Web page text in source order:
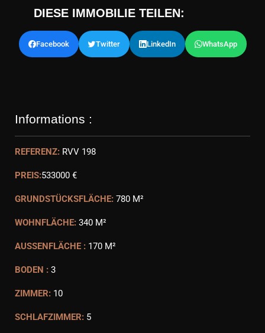
DIESE IMMOBILIE TEILEN:
Facebook Twitter LinkedIn WhatsApp
Informations :
REFERENZ: RVV 198
PREIS:533000 €
GRUNDSTÜCKSFLÄCHE: 780 M²
WOHNFLÄCHE: 340 M²
AUSSENFLÄCHE : 170 M²
BODEN : 3
ZIMMER: 10
SCHLAFZIMMER: 5